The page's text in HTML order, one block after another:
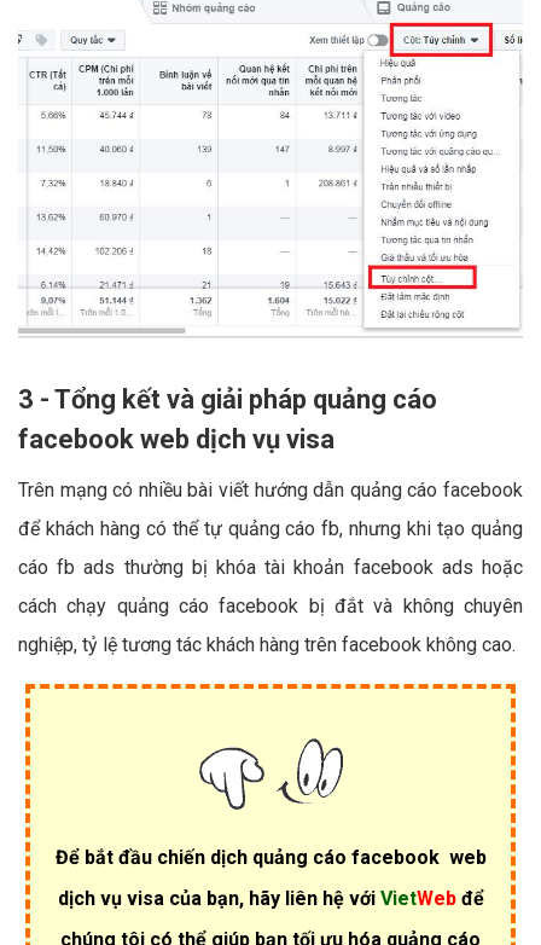
3 - Tổng kết và giải pháp quảng cáo
facebook web dịch vụ visa
Trên mạng có nhiều bài viết hướng dẫn quảng cáo facebook
để khách hàng có thể tự quảng cáo fb, nhưng khi tạo quảng
cáo fb ads thường bị khóa tài khoản facebook ads hoặc
cách chạy quảng cáo facebook bị đắt và không chuyên
nghiệp, tỷ lệ tương tác khách hàng trên facebook không cao.
Để bắt đầu chiến dịch quảng cáo facebook web
dịch vụ visa của bạn, hãy liên hệ với VietWebđể
chúng tôi có thể giúp bạn tối ưu hóa quảng cáo